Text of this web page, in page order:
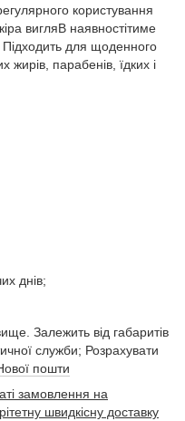
користування
вигляВ наявностітиме
для щоденного
жирів, парабенів, їдких і
днів;
Залежить від габаритів
служби; Розрахувати
пошти
замовлення на
швидкісну доставку